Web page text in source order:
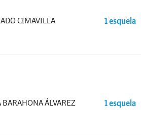
CIMAVILLA 1 esquela
ÁLVAREZ 1 esquela